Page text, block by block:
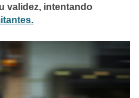
validez, intentando